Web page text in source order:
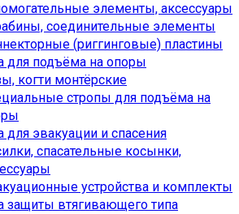
элементы, аксессуары
соединительные элементы
(риггинговые) пластины
для подъёма на опоры
когти монтёрские
стропы для подъёма на
для эвакуации и спасения
спасательные косынки,
устройства и комплекты
защиты втягивающего типа